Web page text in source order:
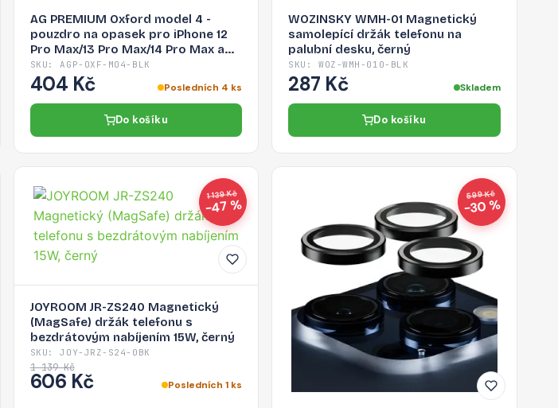
AG PREMIUM Oxford model 4 -
pouzdro na opasek pro iPhone 12
Pro Max/13 Pro Max/14 Pro Max a
další, černé
SKU: AGP-OXF-MO4-BLK
404 Kč Posledních 4 ks
Do košíku
WOZINSKY WMH-01 Magnetický
samolepící držák telefonu na
palubní desku, černý
SKU: WOZ-WMH-010-BLK
287 Kč Skladem
Do košíku
1 139 Kč
−47 %
JOYROOM JR-ZS240 Magnetický
(MagSafe) držák telefonu s
bezdrátovým nabíjením 15W, černý
SKU: JOY-JRZ-S24-0BK
1 139 Kč
606 Kč Posledních 1 ks
599 Kč
−30 %